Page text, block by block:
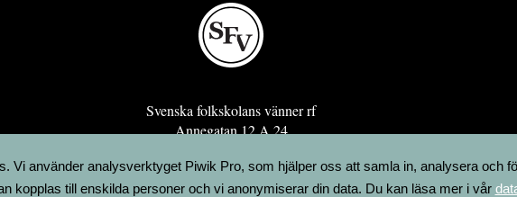
Svenska folkskolans vänner rf
Annegatan 12 A 24
sfv@sfv.fi
Vi använder analysverktyget Piwik Pro, som hjälper oss att samla in, analysera och
kopplas till enskilda personer och vi anonymiserar din data. Du kan läsa mer i vår